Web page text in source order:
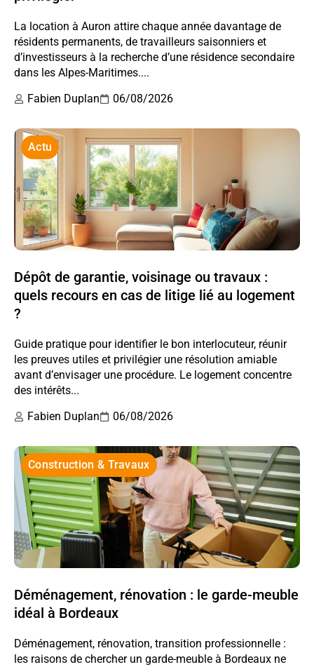
La location à Auron attire chaque année davantage de
résidents permanents, de travailleurs saisonniers et
d’investisseurs à la recherche d’une résidence secondaire
dans les Alpes-Maritimes....
Fabien Duplan
06/08/2026
Actu
Dépôt de garantie, voisinage ou travaux :
quels recours en cas de litige lié au logement
?
Guide pratique pour identifier le bon interlocuteur, réunir
les preuves utiles et privilégier une résolution amiable
avant d’envisager une procédure. Le logement concentre
des intérêts...
Fabien Duplan
06/08/2026
Construction & Travaux
Déménagement, rénovation : le garde-meuble
idéal à Bordeaux
Déménagement, rénovation, transition professionnelle :
les raisons de chercher un garde-meuble à Bordeaux ne